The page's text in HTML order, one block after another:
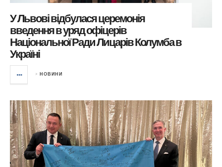
У Львові відбулася церемонія
введення в уряд офіцерів
Національної Ради Лицарів Колумба в
Україні
> НОВИНИ